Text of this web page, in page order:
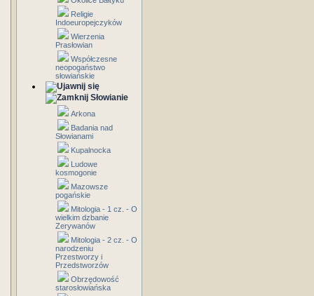
Religie
Indoeuropejczyków
Wierzenia
Prasłowian
Współczesne
neopogaństwo
słowiańskie
Słowianie
Arkona
Badania nad
Słowianami
Kupalnocka
Ludowe
kosmogonie
Mazowsze
pogańskie
Mitologia - 1 cz. - O
wielkim dzbanie
Zerywanów
Mitologia - 2 cz. - O
narodzeniu
Przestworzy i
Przedstworzów
Obrzędowość
starosłowiańska